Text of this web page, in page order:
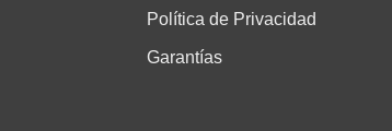
Política de Privacidad
Garantías